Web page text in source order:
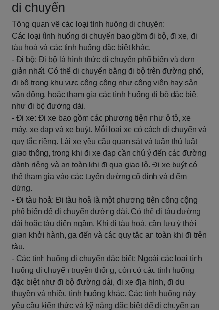
di chuyển
Tổng quan về các loại tình huống di chuyển:
Các loại tình huống di chuyển bao gồm đi bộ, đi xe, đi
tàu hoả và các tình huống đặc biệt khác.
- Đi bộ: Đi bộ là hình thức di chuyển phổ biến và đơn
giản nhất. Có thể di chuyển bằng đi bộ trên đường phố,
đi bộ trong khu vực công cộng như công viên hay sân
vận động, hoặc tham gia các tình huống đi bộ đặc biệt
như đi bộ đường dài.
- Đi xe: Đi xe bao gồm các phương tiện như ô tô, xe
máy, xe đạp và xe buýt. Mỗi loại xe có cách di chuyển và
quy tắc riêng. Lái xe yêu cầu quan sát và tuân thủ luật
giao thông, trong khi đi xe đạp cần chú ý đến các đường
dành riêng và an toàn khi đi qua giao lộ. Đi xe buýt có
thể tham gia vào các tuyến đường cố định và điểm
dừng.
- Đi tàu hoả: Đi tàu hoả là một phương tiện công cộng
phổ biến để di chuyển đường dài. Có thể đi tàu đường
dài hoặc tàu điện ngầm. Khi đi tàu hoả, cần lưu ý thời
gian khởi hành, ga đến và các quy tắc an toàn khi đi trên
tàu.
- Các tình huống di chuyển đặc biệt: Ngoài các loại tình
huống di chuyển truyền thống, còn có các tình huống
đặc biệt như đi bộ đường dài, đi xe địa hình, đi du
thuyền và nhiều tình huống khác. Các tình huống này
yêu cầu kiến thức và kỹ năng đặc biệt để di chuyển an